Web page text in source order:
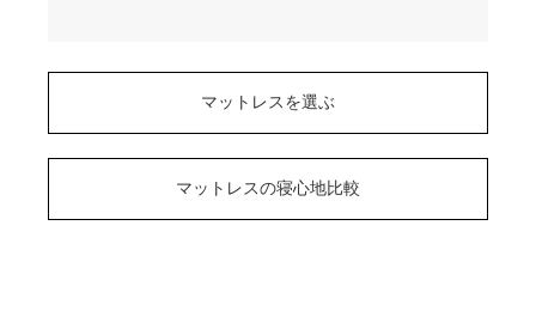
マットレスを選ぶ
マットレスの寝心地比較